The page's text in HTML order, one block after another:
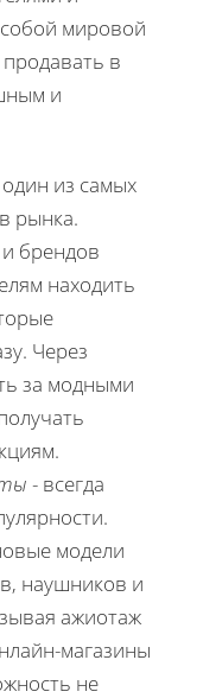
мировой
в
и
из самых
рынка.
брендов
находить
Через
за модными
- всегда
модели
наушников и
ажиотаж
магазины
не